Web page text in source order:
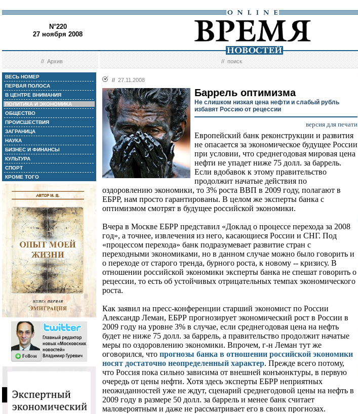
N°220
27 ноября 2008
//Архив //поиск
ВЕСЬ НОМЕР
ПЕРВАЯ ПОЛОСА
В ЦЕНТРЕ ВНИМАНИЯ
ПОЛИТИКА И ЭКОНОМИКА
ОБЩЕСТВО
ПРОИСШЕСТВИЯ
ЗАГРАНИЦА
НАУКА
БИЗНЕС И ФИНАНСЫ
КУЛЬТУРА
СПОРТ
КРОМЕ ТОГО
// 27.11.2008
Баррель оптимизма
Не слишком низкая цена нефти и слабый рубль
избавят Россию от рецессии
версия для печати
Европейский банк реконструкции и развития
не опасается за экономическое будущее России
при условии, что среднегодовая мировая цена
нефти не упадет ниже 75 долл. за баррель.
Если вдобавок к этому правительство
продолжит начатые действия по
оздоровлению экономики, то 3% роста ВВП в 2009 году, полагают в
ЕБРР, нам просто гарантированы. В целом же эксперты банка с
оптимизмом смотрят в будущее российской экономики.
Вчера в Москве ЕБРР представил «Доклад о процессе перехода за 2008
год», а точнее, извлечения из него, касающиеся России и СНГ. Под
«процессом перехода» банк подразумевает развитие стран с
переходными экономиками, но в данном случае можно было говорить и
о переходе от старого тренда, бурного роста, к новому -- кризису. В
отношении российской экономики эксперты банка не спешат говорить о
рецессии, то есть об устойчивых отрицательных темпах экономического
роста.
Как заявил на пресс-конференции старший экономист по России
Александр Леман, ЕБРР прогнозирует экономический рост в России в
2009 году на уровне 3% в случае, если среднегодовая цена на нефть
будет не ниже 75 долл. за баррель, а правительство продолжит начатые
меры по оздоровлению экономики. Впрочем, г-н Леман тут же
оговорился, что прогнозы банка в отношении российской экономики
носят достаточно неопределенный характер. Прежде всего потому,
что Россия пока сильно зависима от внешней конъюнктуры, в первую
очередь от цены нефти. Хотя здесь эксперты ЕБРР неприятных
неожиданностей уже не ждут, сценарий среднегодовой цены на нефть в
2009 году в размере 50 долл. за баррель и менее банк считает
маловероятным и даже не рассматривает его в своих прогнозах.